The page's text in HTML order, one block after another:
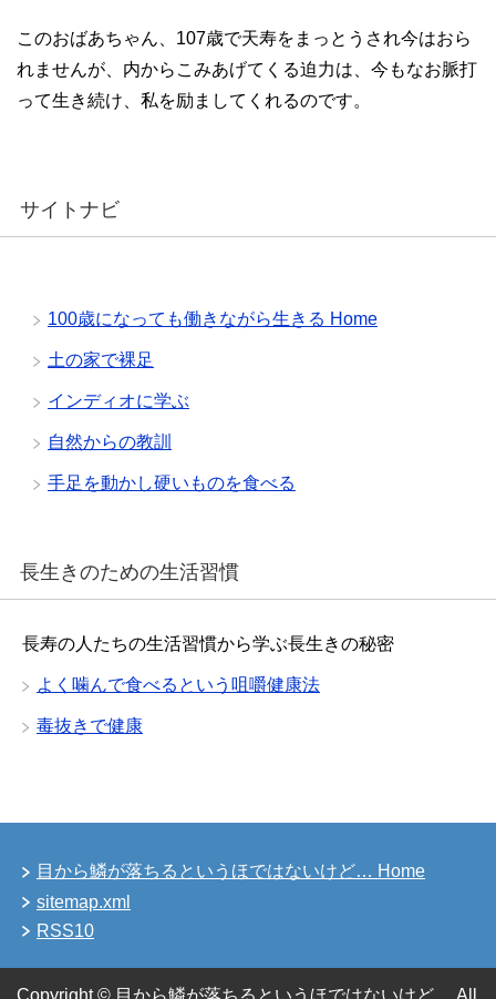
このおばあちゃん、107歳で天寿をまっとうされ今はおら
れませんが、内からこみあげてくる迫力は、今もなお脈打
って生き続け、私を励ましてくれるのです。
サイトナビ
100歳になっても働きながら生きる Home
土の家で裸足
インディオに学ぶ
自然からの教訓
手足を動かし硬いものを食べる
長生きのための生活習慣
長寿の人たちの生活習慣から学ぶ長生きの秘密
よく噛んで食べるという咀嚼健康法
毒抜きで健康
目から鱗が落ちるというほではないけど… Home
sitemap.xml
RSS10
Copyright © 目から鱗が落ちるというほではないけど… All